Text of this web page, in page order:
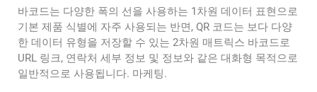
바코드는 다양한 폭의 선을 사용하는 1차원 데이터 표현으로
기본 제품 식별에 자주 사용되는 반면, QR 코드는 보다 다양
한 데이터 유형을 저장할 수 있는 2차원 매트릭스 바코드로
URL 링크, 연락처 세부 정보 및 정보와 같은 대화형 목적으로
일반적으로 사용됩니다. 마케팅.